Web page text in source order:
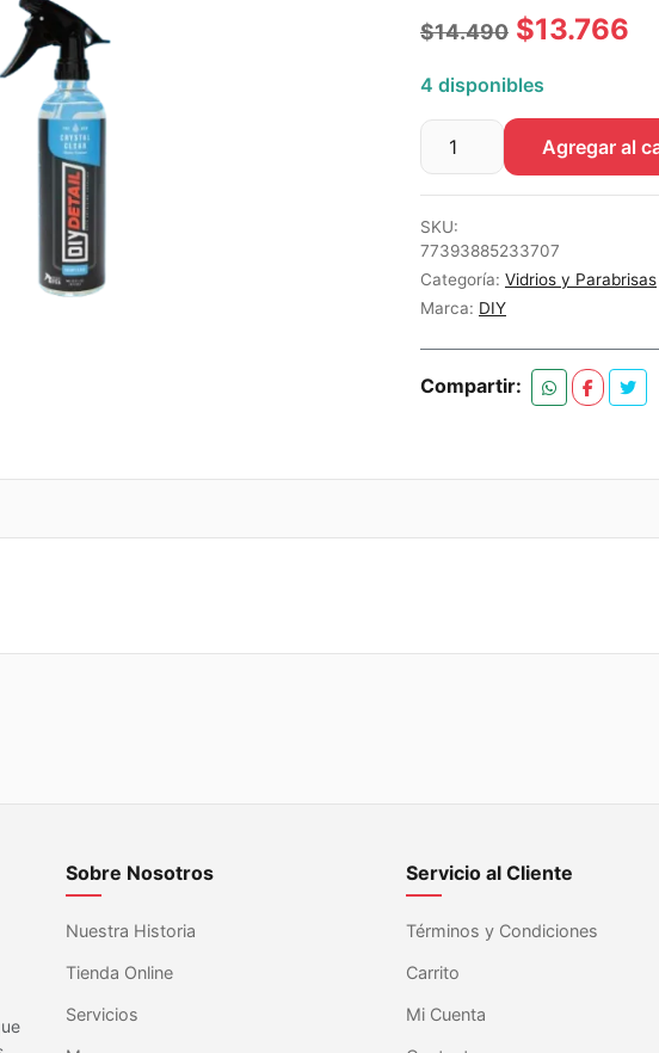
$14.490 El
precio
original
era:
$14.490.
$13.766
4 disponibles
Limpiavidrios
Crystal
Clear
DIY
Detail
473
Agregar al
SKU:
77393885233707
Categoría: Vidrios y Parabrisas
Marca: DIY
Compartir:
Sobre Nosotros
Nuestra Historia
Tienda Online
Servicios
Servicio al Cliente
Términos y Condiciones
Carrito
Mi Cuenta